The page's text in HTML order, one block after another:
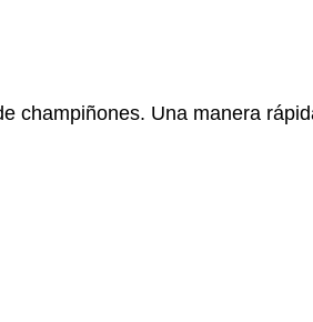
champiñones. Una manera